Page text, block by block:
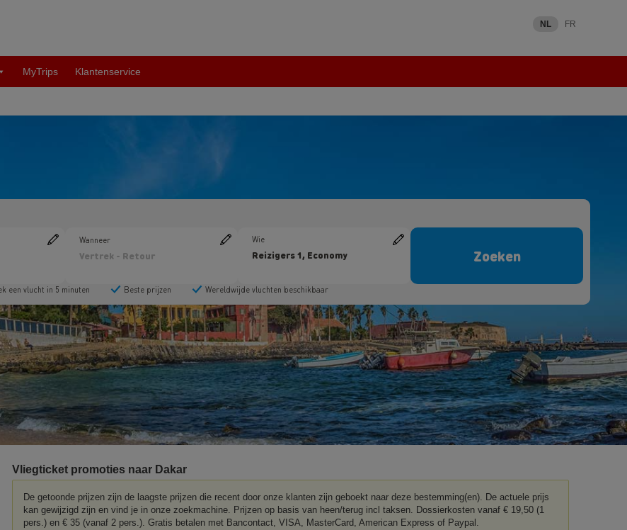
NL FR
MyTrips Klantenservice
Vliegticket promoties naar Dakar
De getoonde prijzen zijn de laagste prijzen die recent door onze klanten zijn geboekt naar deze bestemming(en). De actuele prijs
kan gewijzigd zijn en vind je in onze zoekmachine. Prijzen op basis van heen/terug incl taksen. Dossierkosten vanaf € 19,50 (1
pers.) en € 35 (vanaf 2 pers.). Gratis betalen met Bancontact, VISA, MasterCard, American Express of Paypal.